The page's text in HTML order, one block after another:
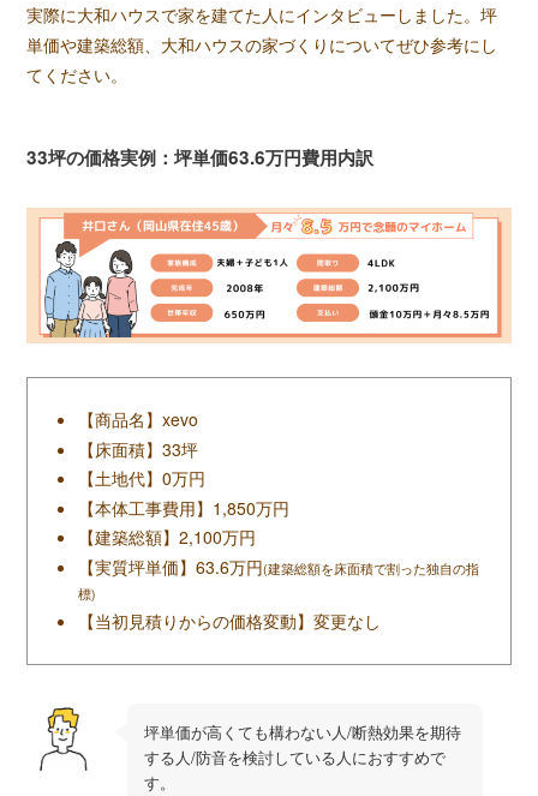
実際に大和ハウスで家を建てた人にインタビューしました。坪
単価や建築総額、大和ハウスの家づくりについてぜひ参考にし
てください。
33坪の価格実例：坪単価63.6万円費用内訳
【商品名】xevo
【床面積】33坪
【土地代】0万円
【本体工事費用】1,850万円
【建築総額】2,100万円
【実質坪単価】63.6万円(建築総額を床面積で割った独自の指
標)
【当初見積りからの価格変動】変更なし
坪単価が高くても構わない人/断熱効果を期待
する人/防音を検討している人におすすめで
す。